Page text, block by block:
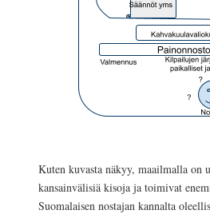
Kuten kuvasta näkyy, maailmalla on
kansainvälisiä kisoja ja toimivat
Suomalaisen nostajan kannalta